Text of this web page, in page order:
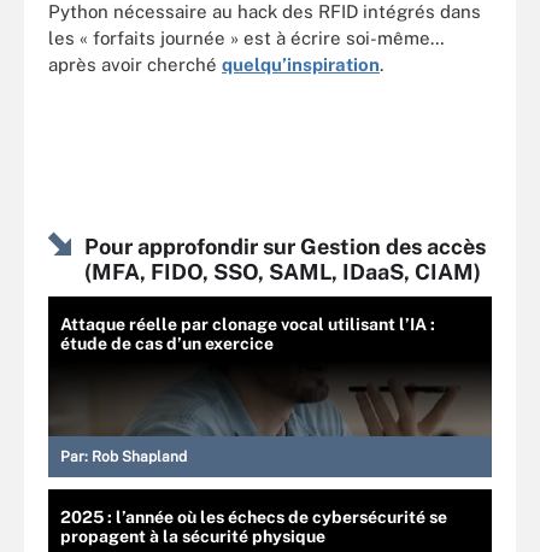
Python nécessaire au hack des RFID intégrés dans
les « forfaits journée » est à écrire soi-même…
après avoir cherché quelqu’inspiration.
Pour approfondir sur Gestion des accès
(MFA, FIDO, SSO, SAML, IDaaS, CIAM)
Attaque réelle par clonage vocal utilisant l’IA :
étude de cas d’un exercice
Par: Rob Shapland
2025 : l’année où les échecs de cybersécurité se
propagent à la sécurité physique